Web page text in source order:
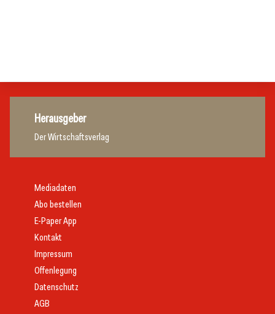
Herausgeber
Der Wirtschaftsverlag
Mediadaten
Abo bestellen
E-Paper App
Kontakt
Impressum
Offenlegung
Datenschutz
AGB